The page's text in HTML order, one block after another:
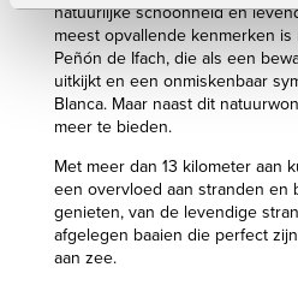
natuurlijke schoonheid en
meest opvallende kenmerken
Peñón de Ifach, die als een
uitkijkt en een onmiskenbaar
Blanca. Maar naast dit
meer te bieden.
Met meer dan 13 kilometer aan
een overvloed aan stranden en
genieten, van de levendige
afgelegen baaien die perfect
aan zee.